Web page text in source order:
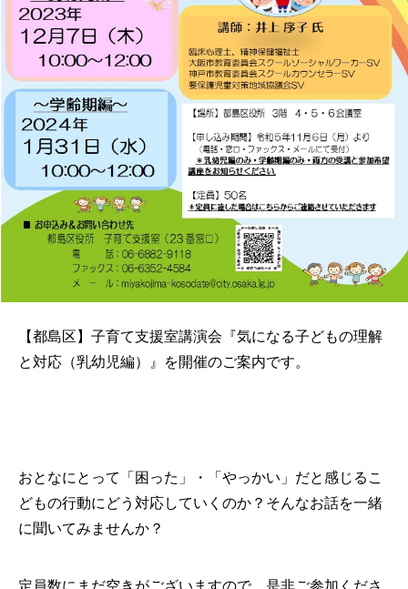
【都島区】子育て支援室講演会『気になる子どもの理解
と対応（乳幼児編）』を開催のご案内です。
おとなにとって「困った」・「やっかい」だと感じるこ
どもの行動にどう対応していくのか？そんなお話を一緒
に聞いてみませんか？
定員数にまだ空きがございますので、是非ご参加くださ